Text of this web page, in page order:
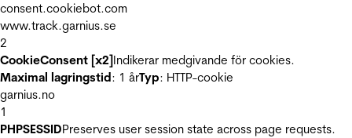
consent.cookiebot.com
www.track.garnius.se
2
CookieConsent [x2]Indikerar medgivande för cookies.
Maximal lagringstid: 1 årTyp: HTTP-cookie
garnius.no
1
PHPSESSIDPreserves user session state across page requests.